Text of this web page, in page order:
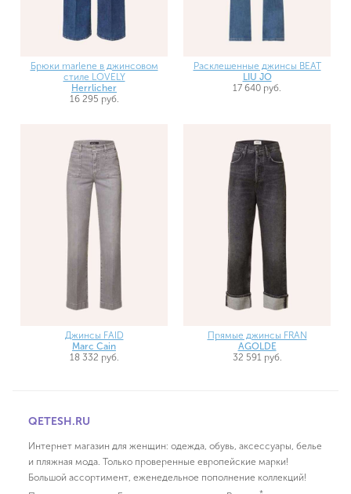
Брюки marlene в джинсовом
стиле LOVELY
Herrlicher
16 295 руб.
Расклешенные джинсы BEAT
LIU JO
17 640 руб.
Джинсы FAID
Marc Cain
18 332 руб.
Прямые джинсы FRAN
AGOLDE
32 591 руб.
QETESH.RU
Интернет магазин для женщин: одежда, обувь, аксессуары, белье
и пляжная мода. Только проверенные европейские марки!
Большой ассортимент, еженедельное пополнение коллекций!